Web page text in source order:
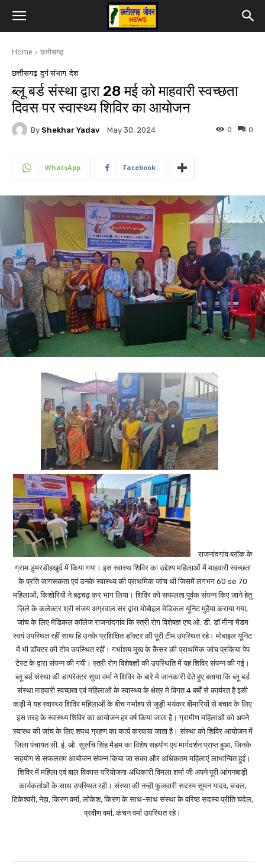
Home छत्तीसगढ़
छत्तीसगढ़ दुर्ग संभाग देश
ब्लू बर्ड संस्था द्वारा 28 मई को माहवारी स्वच्छता
दिवस पर स्वास्थ्य शिविर का आयोजन
By Shekhar Yadav May 30, 2024 0
0
WhatsApp Facebook
राजनांदगांव ब्लॉक के
ग्राम डुमरडीहखुर्द में किया गया। इस स्वास्थ शिविर का उद्देश्य महिलाओं में माहवारी स्वच्छता
के प्रति जागरूकता एवं उनके स्वास्थ्य की प्राथमिक जांच थी जिसमें लगभग 60 se 70
महिलाओं, किशोरियों ने बढ़चढ़ कर भाग लिया। शिविर को सफलता पूर्वक संपन्न किए जाने हेतु
ज़िले के कलेक्टर श्री संजय अग्रवाल सर द्वारा मोबोइल मेडिकल यूनिट मुहैया कराया गया,
जांच के लिए मेडिकल कॉलेज राजनांदगांव कि स्त्री रोग विशेषज्ञ एच.ओ. डी. डॉ मीना मैडम
स्वयं उपस्थित रहीं साथ हि उनके प्रशिक्षित डॉक्टर की पूरी टीम उपस्थित रहे। मोबाइल यूनिट
में भी डॉक्टर की टीम उपस्थित रहीं। गर्भाशय मुख के कैंसर की प्राथमिक जांच प्रकिया पेप
टेस्ट के द्वारा संपन्न की गयी। स्त्री रोग विशेषज्ञों की उपस्थिति में यह शिविर संपन्न की गई।
ब्लू बर्ड संस्था की डायरेक्टर सुधा वर्मा ने शिविर के बारे मे जानकारी देते हुए बताया कि ब्लू बर्ड
संस्था माहवारी स्वच्छता एवं महिलाओं के स्वास्थ्य के क्षेत्र मे विगत 4 बर्षों से कार्यरत है इसी
कड़ी मे यह स्वास्थ्य शिविर महिलाओं के बीच गर्भाश्य से जुड़ी भयंकर बीमारियों से बचाव के लिए
इस तरह के स्वास्थ्य शिविर का आयोजन हर वर्ष किया जाता है। ग्रामीण महिलाओं को अपने
स्वास्थ की जांच के लिए शपथ ग्रहण का कार्य करवाया जाता है। संस्था को शिविर आयोजन में
जिला पंचायत सी. ई. ओ. सुरुचि सिंह मैडम का विशेष सहयोग एवं मार्गदर्शन प्राप्त हुआ, जिनके
सहयोग से सफलतम आयोजन संपन्न किया जा सका और अधिकतम महिलाएं लाभान्वित हुईं।
शिविर में महिला एवं बाल विकास परियोजना अधिकारी विमला शर्मा जी अपने पूरी आंगनबाड़ी
कार्यकर्ताओं के साथ उपस्थित रही। संस्था की नन्ही फुलवारी सदस्य सुमन यादव, चंचल,
टिकेश्वरी, नेहा, किरण वर्मा, लोकेश, किरण के साथ-साथ संस्था के वरिष्ठ सदस्य प्रीति चंदेल,
प्रवीण वर्मा, कंचन वर्मा उपस्थित रहे।